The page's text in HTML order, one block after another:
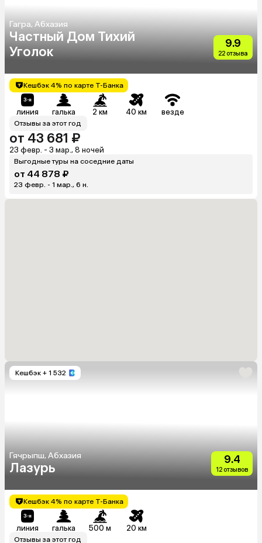
Гагра, Абхазия
Частный Дом Тихий
Уголок
9.9
22 отзыва
Кешбэк 4% по карте Т-Банка
линия галька 2 км 40 км везде
Отзывы за этот год
от 43 681 ₽
23 февр. - 3 мар., 8 ночей
Выгодные туры на соседние даты
от 44 878 ₽
23 февр. - 1 мар., 6 н.
Кешбэк + 1 532
Гячрыпш, Абхазия
Лазурь
9.4
12 отзывов
Кешбэк 4% по карте Т-Банка
линия галька 500 м 20 км
Отзывы за этот год